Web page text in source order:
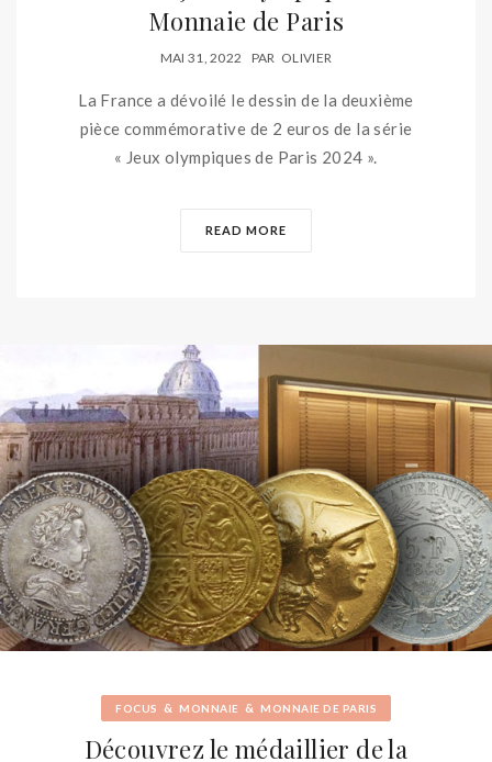
Monnaie de Paris
MAI 31, 2022 PAR OLIVIER
La France a dévoilé le dessin de la deuxième
pièce commémorative de 2 euros de la série
« Jeux olympiques de Paris 2024 ».
READ MORE
FOCUS & MONNAIE & MONNAIE DE PARIS
Découvrez le médaillier de la